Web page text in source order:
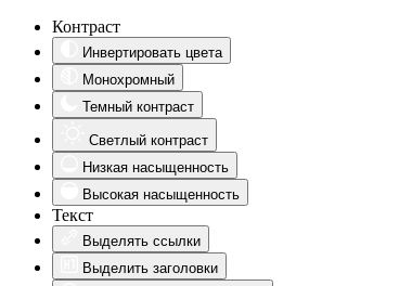
Контраст
Инвертировать цвета
Монохромный
Темный контраст
Светлый контраст
Низкая насыщенность
Высокая насыщенность
Текст
Выделять ссылки
Выделить заголовки